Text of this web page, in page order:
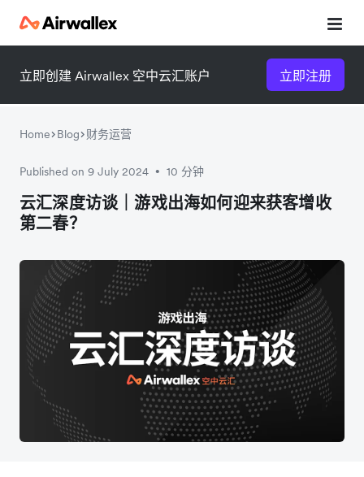
立即创建 Airwallex 空中云汇账户 立即注册
Home Blog 财务运营
Published on 9 July 2024 • 10 分钟
云汇深度访谈｜游戏出海如何迎来获客增收
第二春？
微信扫一扫，点击手机右上角
微信扫一扫，点击手机右上角